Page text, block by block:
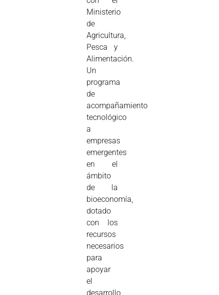
Ministerio
de
Agricultura,
Pesca y
Alimentación.
Un
programa
de
acompañamiento
tecnológico
a
empresas
emergentes
en el
ámbito
de la
bioeconomía,
dotado
con los
recursos
necesarios
para
apoyar
el
desarrollo